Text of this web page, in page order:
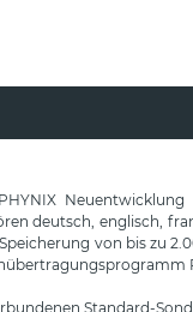
deutsch, englisch,
von bis zu
Standard-